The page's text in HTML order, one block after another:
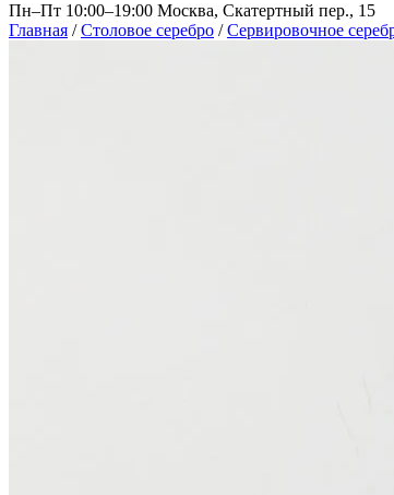
Пн–Пт 10:00–19:00 Москва, Скатертный пер., 15
Главная / Столовое серебро / Сервировочное